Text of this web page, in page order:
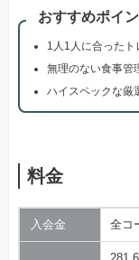
おすすめポイン
1人1人に合ったト
無理のない食事管
ハイスペックな厳
料金
入会金 全コ